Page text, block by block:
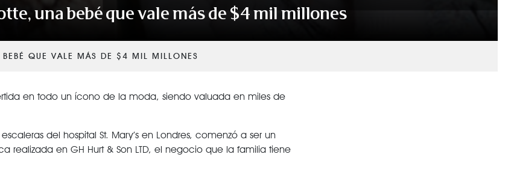
una bebé que vale más de $4 mil millones
QUE VALE MÁS DE $4 MIL MILLONES
en todo un ícono de la moda, siendo valuada en miles de
del hospital St. Mary’s en Londres, comenzó a ser un
en GH Hurt & Son LTD, el negocio que la familia tiene